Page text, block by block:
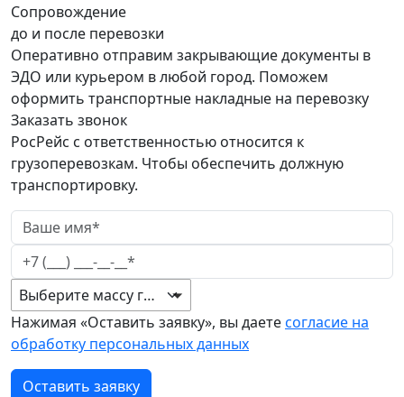
Сопровождение
до и после перевозки
Оперативно отправим закрывающие документы в
ЭДО или курьером в любой город. Поможем
оформить транспортные накладные на перевозку
Заказать звонок
РосРейс с ответственностью относится к
грузоперевозкам. Чтобы обеспечить должную
транспортировку.
Выберите массу груза
Нажимая «Оставить заявку», вы даетесогласие на
обработку персональных данных
Оставить заявку